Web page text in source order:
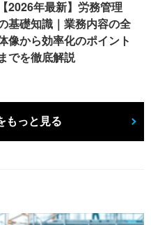
【2026年最新】労務管理
基礎知識｜業務内容の全
像から効率化のポイント
までを徹底解説
もっと見る